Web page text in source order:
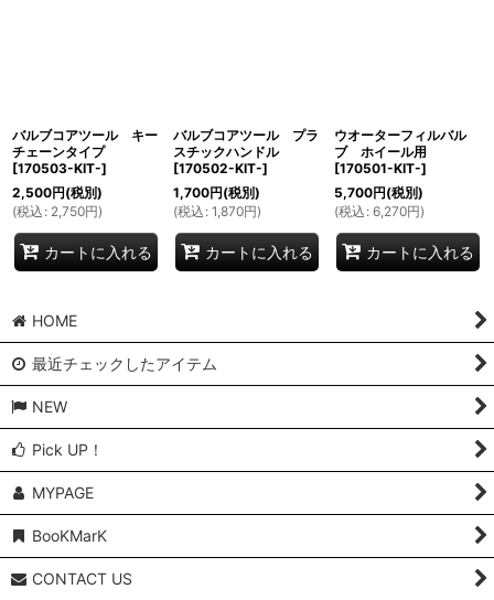
バルブコアツール キー
チェーンタイプ
[170503-KIT-]
2,500円(税別)
(税込 : 2,750円)
カートに入れる
バルブコアツール プラ
スチックハンドル
[170502-KIT-]
1,700円(税別)
(税込 : 1,870円)
カートに入れる
ウオーターフィルバル
ブ ホイール用
[170501-KIT-]
5,700円(税別)
(税込 : 6,270円)
カートに入れる
HOME
最近チェックしたアイテム
NEW
Pick UP！
MYPAGE
BooKMarK
CONTACT US